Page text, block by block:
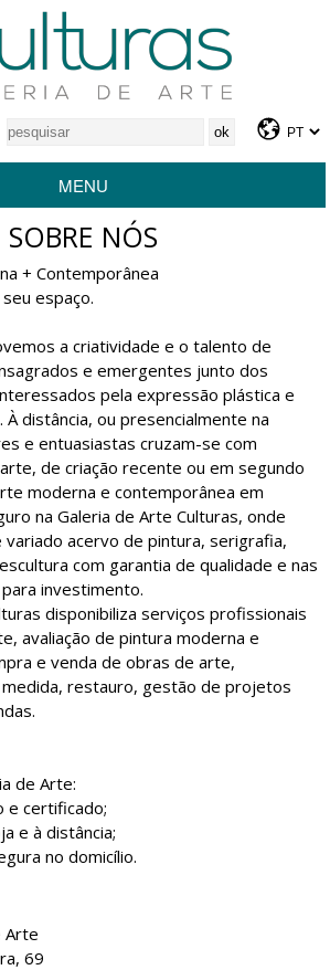
MENU
SOBRE NÓS
+ Contemporânea
espaço.
a criatividade e o talento de
e emergentes junto dos
pela expressão plástica e
distância, ou presencialmente na
e entuasiastas cruzam-se com
de criação recente ou em segundo
moderna e contemporânea em
na Galeria de Arte Culturas, onde
acervo de pintura, serigrafia,
com garantia de qualidade e nas
investimento.
disponibiliza serviços profissionais
avaliação de pintura moderna e
e venda de obras de arte,
restauro, gestão de projetos
de Arte:
e certificado;
e à distância;
no domicílio.
Arte
69